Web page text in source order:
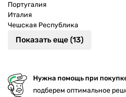
Португалия
Италия
Чешская Республика
Показать еще (13)
Нужна помощь при
подберем оптимальное